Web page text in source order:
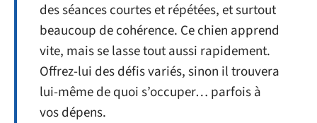
des séances courtes et répétées, et surtout
beaucoup de cohérence. Ce chien apprend
vite, mais se lasse tout aussi rapidement.
Offrez-lui des défis variés, sinon il trouvera
lui-même de quoi s’occuper… parfois à
vos dépens.